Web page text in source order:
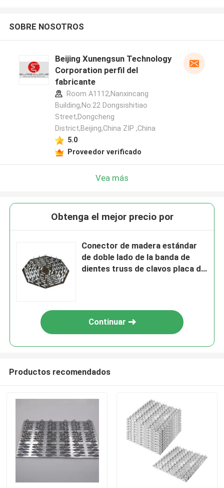
Inicio
SOBRE NOSOTROS
Beijing Xunengsun Technology
Corporation perfil del
fabricante
Room A1112,Nanxincang
Building,No.22 Dongsishitiao
Street,Dongcheng
District,Beijing,China ZIP ,China
5.0
Proveedor verificado
Vea más
Obtenga el mejor precio por
Conector de madera estándar
de doble lado de la banda de
dientes truss de clavos placa de
Continuar
Productos recomendados